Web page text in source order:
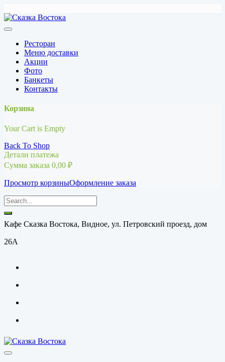
Перейти
к
Ресторан
Меню доставки
Акции
Фото
Банкеты
Контакты
Корзина
Your Cart is Empty
Back To Shop
Детали платежа
Сумма заказа 0,00 ₽
Просмотр корзиныОформление заказа
Кафе Сказка Востока, Видное, ул. Петровский проезд, дом
26А